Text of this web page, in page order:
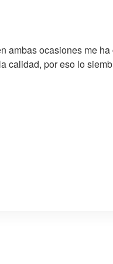
ambas ocasiones me
calidad, por eso lo